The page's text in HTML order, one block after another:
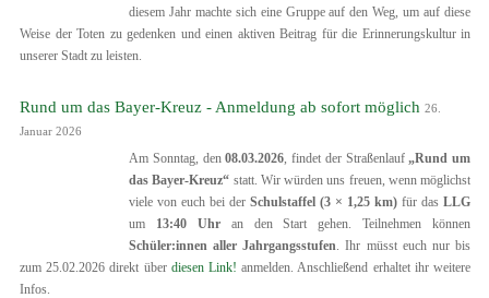
diesem Jahr machte sich eine Gruppe auf den Weg, um auf diese
Weise der Toten zu gedenken und einen aktiven Beitrag für die Erinnerungskultur in
unserer Stadt zu leisten.
Rund um das Bayer-Kreuz - Anmeldung ab sofort möglich 26.
Januar 2026
Am Sonntag, den08.03.2026 , findet der Straßenlauf„Rund um
das Bayer-Kreuz“ statt. Wir würden uns freuen, wenn möglichst
viele von euch bei der Schulstaffel (3 × 1,25 km) für das LLG
um 13:40 Uhran den Start gehen. Teilnehmen können
Schüler:innen aller Jahrgangsstufen . Ihr müsst euch nur bis
zum 25.02.2026 direkt über diesen Link! anmelden. Anschließend erhaltet ihr weitere
Infos.